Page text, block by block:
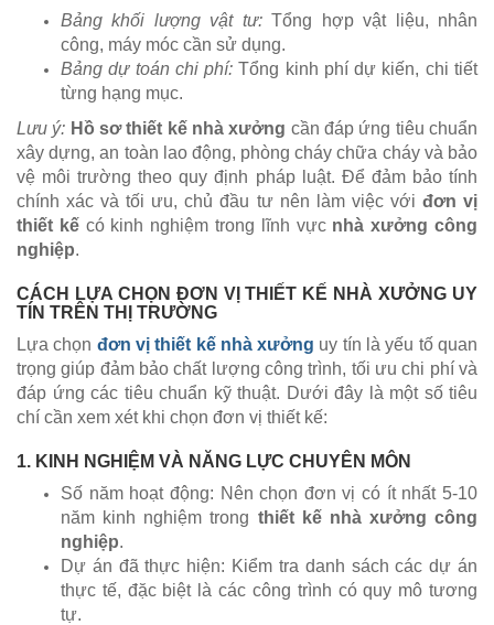
Bảng khối lượng vật tư:Tổng hợp vật liệu, nhân
công, máy móc cần sử dụng.
Bảng dự toán chi phí: Tổng kinh phí dự kiến, chi tiết
từng hạng mục.
Lưu ý: Hồ sơ thiết kế nhà xưởng cần đáp ứng tiêu chuẩn
xây dựng, an toàn lao động, phòng cháy chữa cháy và bảo
vệ môi trường theo quy định pháp luật. Để đảm bảo tính
chính xác và tối ưu, chủ đầu tư nên làm việc với đơn vị
thiết kếcó kinh nghiệm trong lĩnh vực nhà xưởng công
nghiệp.
CÁCH LỰA CHỌN ĐƠN VỊ THIẾT KẾ NHÀ XƯỞNG UY
TÍN TRÊN THỊ TRƯỜNG
Lựa chọn đơn vị thiết kế nhà xưởng uy tín là yếu tố quan
trọng giúp đảm bảo chất lượng công trình, tối ưu chi phí và
đáp ứng các tiêu chuẩn kỹ thuật. Dưới đây là một số tiêu
chí cần xem xét khi chọn đơn vị thiết kế:
1. KINH NGHIỆM VÀ NĂNG LỰC CHUYÊN MÔN
Số năm hoạt động: Nên chọn đơn vị có ít nhất 5-10
năm kinh nghiệm trong thiết kế nhà xưởng công
nghiệp.
Dự án đã thực hiện: Kiểm tra danh sách các dự án
thực tế, đặc biệt là các công trình có quy mô tương
tự.